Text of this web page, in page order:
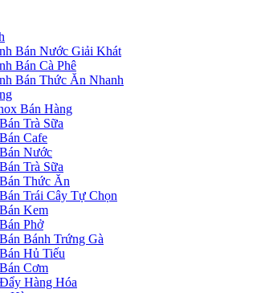
Bán Nước Giải Khát
Bán Cà Phê
Bán Thức Ăn Nhanh
Bán Hàng
Trà Sữa
Cafe
Nước
Trà Sữa
Thức Ăn
Trái Cây Tự Chọn
Kem
Phở
Bánh Trứng Gà
Hủ Tiếu
Cơm
Hàng Hóa